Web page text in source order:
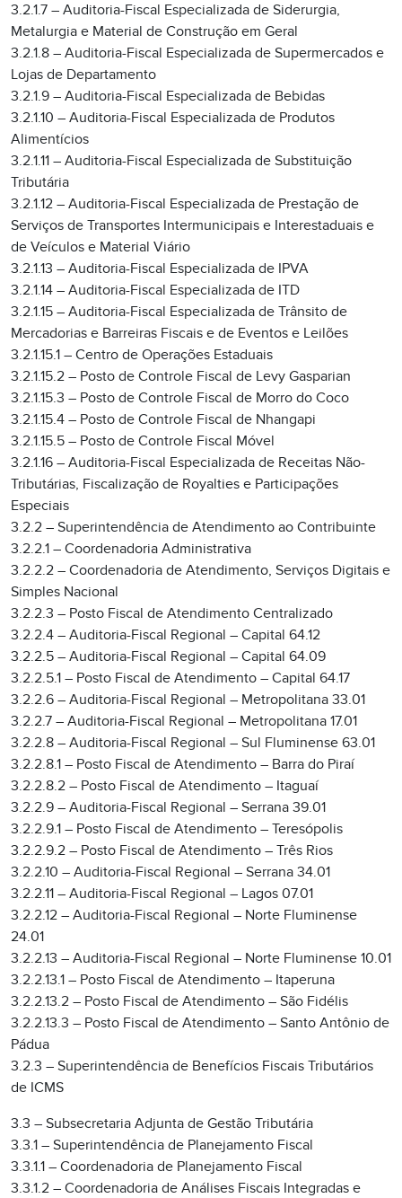
3.2.1.7 – Auditoria-Fiscal Especializada de Siderurgia,
Metalurgia e Material de Construção em Geral
3.2.1.8 – Auditoria-Fiscal Especializada de Supermercados e
Lojas de Departamento
3.2.1.9 – Auditoria-Fiscal Especializada de Bebidas
3.2.1.10 – Auditoria-Fiscal Especializada de Produtos
Alimentícios
3.2.1.11 – Auditoria-Fiscal Especializada de Substituição
Tributária
3.2.1.12 – Auditoria-Fiscal Especializada de Prestação de
Serviços de Transportes Intermunicipais e Interestaduais e
de Veículos e Material Viário
3.2.1.13 – Auditoria-Fiscal Especializada de IPVA
3.2.1.14 – Auditoria-Fiscal Especializada de ITD
3.2.1.15 – Auditoria-Fiscal Especializada de Trânsito de
Mercadorias e Barreiras Fiscais e de Eventos e Leilões
3.2.1.15.1 – Centro de Operações Estaduais
3.2.1.15.2 – Posto de Controle Fiscal de Levy Gasparian
3.2.1.15.3 – Posto de Controle Fiscal de Morro do Coco
3.2.1.15.4 – Posto de Controle Fiscal de Nhangapi
3.2.1.15.5 – Posto de Controle Fiscal Móvel
3.2.1.16 – Auditoria-Fiscal Especializada de Receitas Não-
Tributárias, Fiscalização de Royalties e Participações
Especiais
3.2.2 – Superintendência de Atendimento ao Contribuinte
3.2.2.1 – Coordenadoria Administrativa
3.2.2.2 – Coordenadoria de Atendimento, Serviços Digitais e
Simples Nacional
3.2.2.3 – Posto Fiscal de Atendimento Centralizado
3.2.2.4 – Auditoria-Fiscal Regional – Capital 64.12
3.2.2.5 – Auditoria-Fiscal Regional – Capital 64.09
3.2.2.5.1 – Posto Fiscal de Atendimento – Capital 64.17
3.2.2.6 – Auditoria-Fiscal Regional – Metropolitana 33.01
3.2.2.7 – Auditoria-Fiscal Regional – Metropolitana 17.01
3.2.2.8 – Auditoria-Fiscal Regional – Sul Fluminense 63.01
3.2.2.8.1 – Posto Fiscal de Atendimento – Barra do Piraí
3.2.2.8.2 – Posto Fiscal de Atendimento – Itaguaí
3.2.2.9 – Auditoria-Fiscal Regional – Serrana 39.01
3.2.2.9.1 – Posto Fiscal de Atendimento – Teresópolis
3.2.2.9.2 – Posto Fiscal de Atendimento – Três Rios
3.2.2.10 – Auditoria-Fiscal Regional – Serrana 34.01
3.2.2.11 – Auditoria-Fiscal Regional – Lagos 07.01
3.2.2.12 – Auditoria-Fiscal Regional – Norte Fluminense
24.01
3.2.2.13 – Auditoria-Fiscal Regional – Norte Fluminense 10.01
3.2.2.13.1 – Posto Fiscal de Atendimento – Itaperuna
3.2.2.13.2 – Posto Fiscal de Atendimento – São Fidélis
3.2.2.13.3 – Posto Fiscal de Atendimento – Santo Antônio de
Pádua
3.2.3 – Superintendência de Benefícios Fiscais Tributários
de ICMS
3.3 – Subsecretaria Adjunta de Gestão Tributária
3.3.1 – Superintendência de Planejamento Fiscal
3.3.1.1 – Coordenadoria de Planejamento Fiscal
3.3.1.2 – Coordenadoria de Análises Fiscais Integradas e